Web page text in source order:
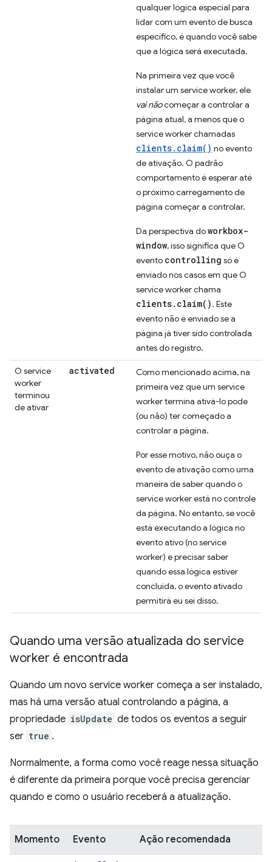
qualquer lógica especial para
lidar com um evento de busca
específico, é quando você sabe
que a lógica será executada.
Na primeira vez que você
instalar um service worker, ele
vai nãocomeçar a controlar a
página atual, a menos que o
service worker chamadas
clients.claim() no evento
de ativação. O padrão
comportamento é esperar até
o próximo carregamento de
página começar a controlar.
Da perspectiva doworkbox-
window, isso significa que O
evento controlling só é
enviado nos casos em que O
service worker chama
clients.claim(). Este
evento não é enviado se a
página já tiver sido controlada
antes do registro.
O service
worker
terminou
de ativar
activated
Como mencionado acima, na
primeira vez que um service
worker termina ativá-lo pode
(ou não) ter começado a
controlar a página.
Por esse motivo, não ouça o
evento de ativação como uma
maneira de saber quando o
service worker está no controle
da página. No entanto, se você
está executando a lógica no
evento ativo (no service
worker) e precisar saber
quando essa lógica estiver
concluída, o evento ativado
permitirá eu sei disso.
Quando uma versão atualizada do service
worker é encontrada
Quando um novo service worker começa a ser instalado,
mas há uma versão atual controlando a página, a
propriedade isUpdate de todos os eventos a seguir
ser true .
Normalmente, a forma como você reage nessa situação
é diferente da primeira porque você precisa gerenciar
quando e como o usuário receberá a atualização.
Momento Evento Ação recomendada